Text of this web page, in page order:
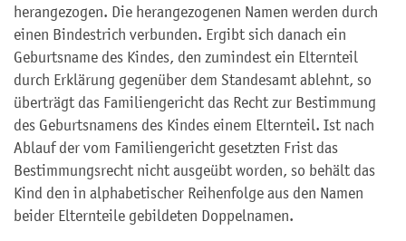
herangezogen. Die herangezogenen Namen werden durch
einen Bindestrich verbunden. Ergibt sich danach ein
Geburtsname des Kindes, den zumindest ein Elternteil
durch Erklärung gegenüber dem Standesamt ablehnt, so
überträgt das Familiengericht das Recht zur Bestimmung
des Geburtsnamens des Kindes einem Elternteil. Ist nach
Ablauf der vom Familiengericht gesetzten Frist das
Bestimmungsrecht nicht ausgeübt worden, so behält das
Kind den in alphabetischer Reihenfolge aus den Namen
beider Elternteile gebildeten Doppelnamen.